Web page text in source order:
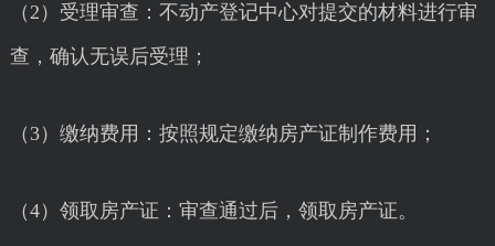
（2）受理审查：不动产登记中心对提交的材料进行审
查，确认无误后受理；
（3）缴纳费用：按照规定缴纳房产证制作费用；
（4）领取房产证：审查通过后，领取房产证。